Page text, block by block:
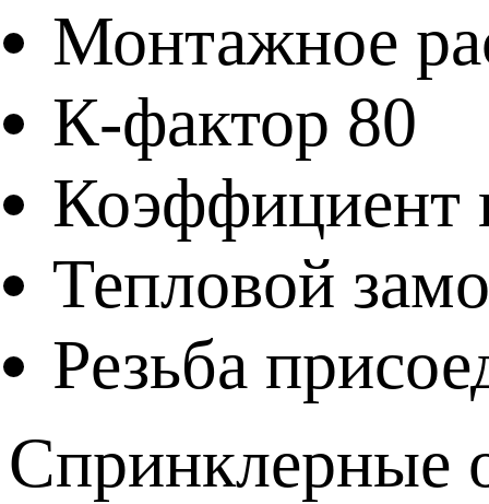
Монтажное
К-фактор 80
Коэффициент
Тепловой
Резьба
Спринклерные